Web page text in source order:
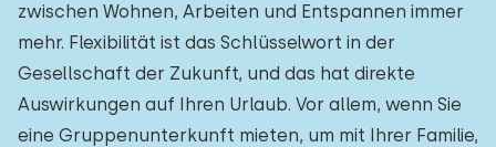
zwischen Wohnen, Arbeiten und Entspannen immer
mehr. Flexibilität ist das Schlüsselwort in der
Gesellschaft der Zukunft, und das hat direkte
Auswirkungen auf Ihren Urlaub. Vor allem, wenn Sie
eine Gruppenunterkunft mieten, um mit Ihrer Familie,